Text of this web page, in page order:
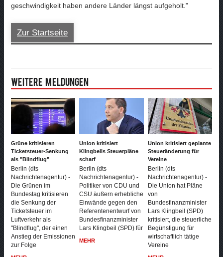
geschwindigkeit haben andere Länder längst aufgeholt."
Zur Startseite
Weitere Meldungen
Grüne kritisieren
Ticketsteuer-Senkung
als "Blindflug"
Berlin (dts
Nachrichtenagentur) -
Die Grünen im
Bundestag kritisieren
die Senkung der
Ticketsteuer im
Luftverkehr als
"Blindflug", der einen
Anstieg der Emissionen
zur Folge
Union kritisiert
Klingbeils Steuerpläne
scharf
Berlin (dts
Nachrichtenagentur) -
Politiker von CDU und
CSU äußern erhebliche
Einwände gegen den
Referentenentwurf von
Bundesfinanzminister
Lars Klingbeil (SPD) für
MEHR
Union kritisiert geplante
Steueränderung für
Vereine
Berlin (dts
Nachrichtenagentur) -
Die Union hat Pläne
von
Bundesfinanzminister
Lars Klingbeil (SPD)
kritisiert, die steuerliche
Begünstigung für
wirtschaftlich tätige
Vereine